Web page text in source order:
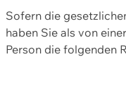
Sofern die
haben Sie als von
Person die folgenden